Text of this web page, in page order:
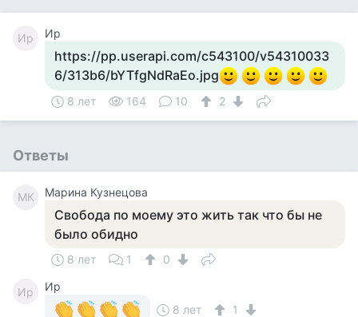
Ир Ир
https://pp.userapi.com/c543100/v54310033
6/313b6/bYTfgNdRaEo.jpg
8 лет 164 10 2
Ответы
МК Марина Кузнецова
Свобода по моему это жить так что бы не
было обидно
8 лет 1 0
Ир
Ир
8 лет
1